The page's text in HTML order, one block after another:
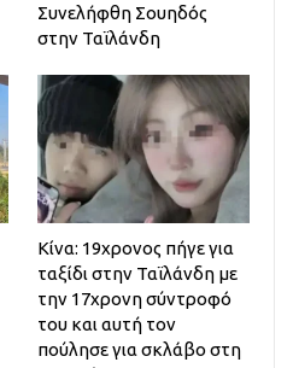
Συνελήφθη Σουηδός
στην Ταϊλάνδη
Κίνα: 19χρονος πήγε για
ταξίδι στην Ταϊλάνδη με
την 17χρονη σύντροφό
του και αυτή τον
πούλησε για σκλάβο στη